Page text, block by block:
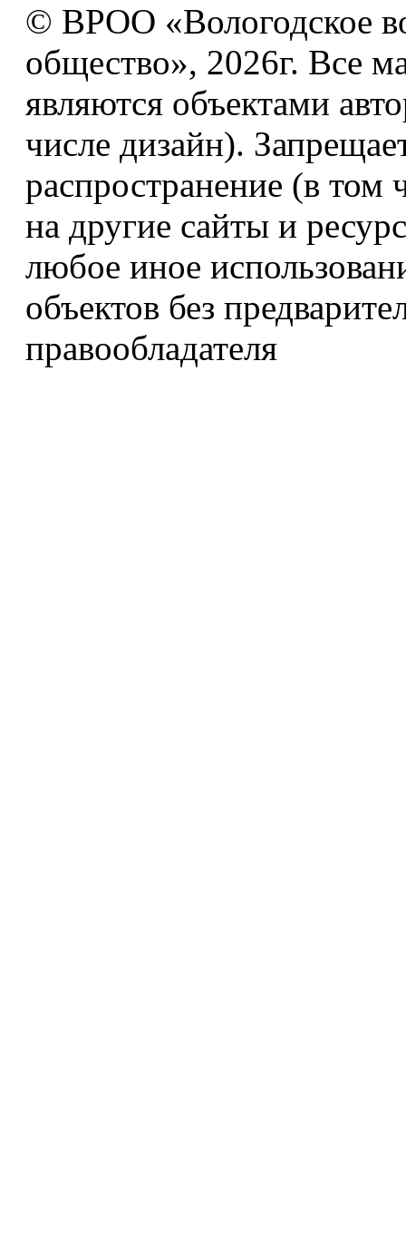
© ВРОО «Вологодское
общество», 2026г. Все
являются объектами
числе дизайн).
распространение (в том
на другие сайты и
любое иное
объектов без
правообладателя